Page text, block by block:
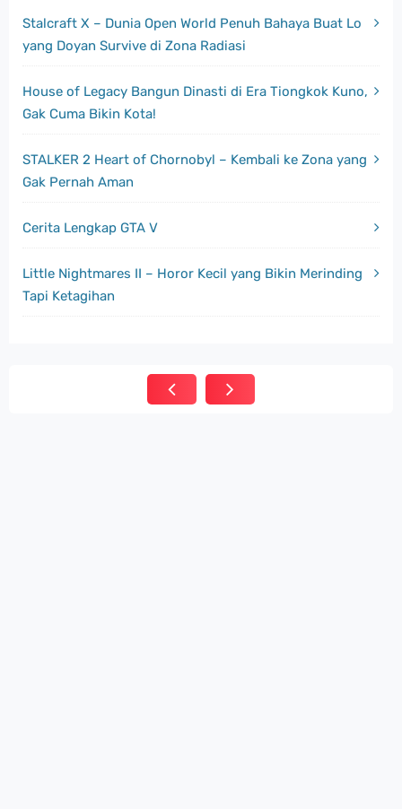
Stalcraft X – Dunia Open World Penuh Bahaya Buat Lo
yang Doyan Survive di Zona Radiasi
House of Legacy Bangun Dinasti di Era Tiongkok Kuno,
Gak Cuma Bikin Kota!
STALKER 2 Heart of Chornobyl – Kembali ke Zona yang
Gak Pernah Aman
Cerita Lengkap GTA V
Little Nightmares II – Horor Kecil yang Bikin Merinding
Tapi Ketagihan